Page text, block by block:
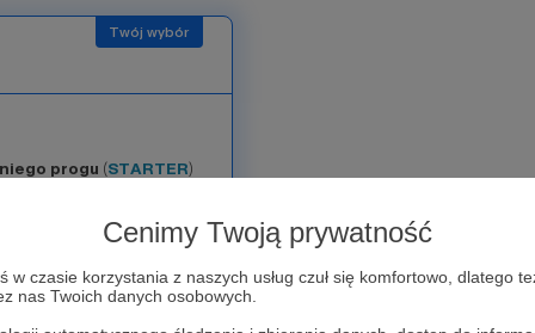
Cenimy Twoją prywatność
w czasie korzystania z naszych usług czuł się komfortowo, dlatego
nas Twoich danych osobowych.
progu (STARTER)